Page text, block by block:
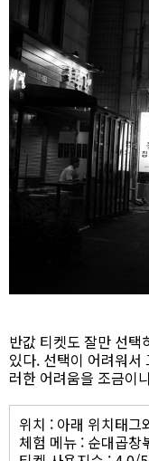
반값 티켓도 잘만 선택
있다. 선택이 어려워서
러한 어려움을 조금이
위치 : 아래 위치태그
체험 메뉴 : 순대곱창